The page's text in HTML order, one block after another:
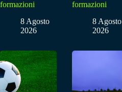
formazioni
8 Agosto
2026
formazioni
8 Agosto
2026